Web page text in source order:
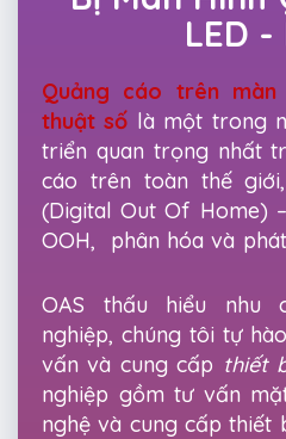
LED -
Quảng cáo trên
thuật số là một trong
triển quan trọng nhất
cáo trên toàn thế
(Digital Out Of Home)
OOH, phân hóa và
OAS thấu hiểu nhu
nghiệp, chúng tôi tự
vấn và cung cấp thiết
nghiệp gồm tư vấn
nghệ và cung cấp thiết